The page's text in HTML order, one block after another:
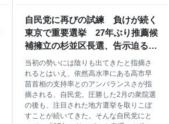
自民党に再びの試練 負けが続く
東京で重要選挙 27年ぶり推薦候
補擁立の杉並区長選、告示迫る -
中山知子の取材備忘録 - 社会コラ
ム : 日刊スポーツ
当初の勢いには陰りも出てきたと指摘さ
れるとはいえ、依然高水準にある高市早
苗首相の支持率とのアンバランスさが指
摘される、自民党。圧勝した2月の衆院選
の後も、注目された地方選挙を取りこぼ
すことが続いてきた。そんな自民党にと